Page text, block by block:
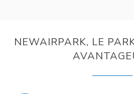
NEWAIRPARK, LE